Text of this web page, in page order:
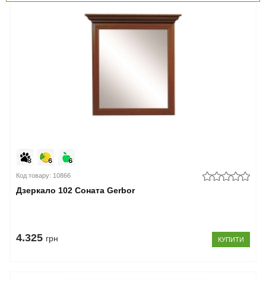
Код товару: 10866
Дзеркало 102 Соната Gerbor
4.325 грн КУПИТИ